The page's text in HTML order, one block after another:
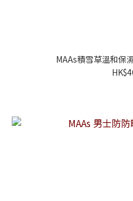
MAAs積雪草溫和保